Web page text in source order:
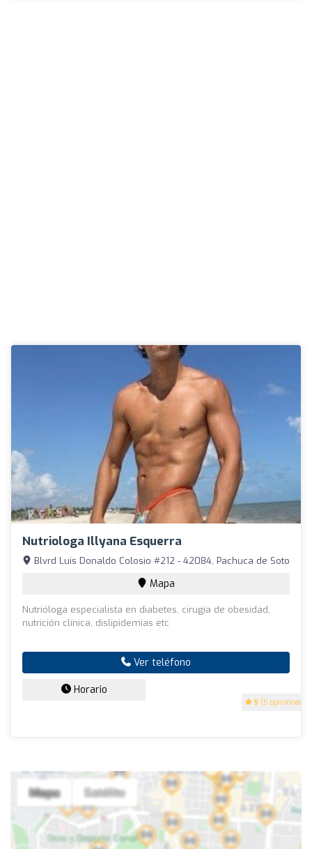
Nutriologa Illyana Esquerra
5 (5 opiniones)
Blvrd Luis Donaldo Colosio #212 - 42084, Pachuca de Soto
Mapa
Nutrióloga especialista en diabetes, cirugía de obesidad,
nutrición clínica, dislipidemias etc
Ver teléfono
Horario